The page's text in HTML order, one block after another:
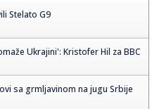
Stelato G9
Ukrajini': Kristofer Hil za BBC
sa grmljavinom na jugu Srbije